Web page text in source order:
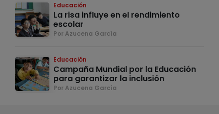
Educación
La risa influye en el rendimiento
escolar
Por Azucena García
Educación
Campaña Mundial por la Educación
para garantizar la inclusión
Por Azucena García